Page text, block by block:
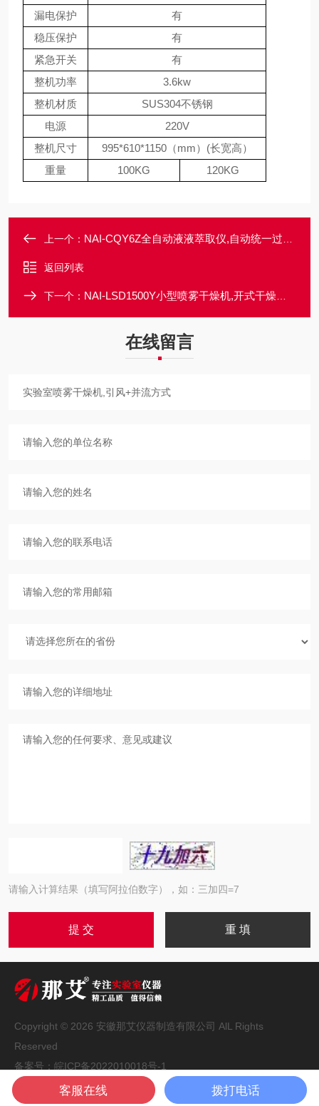
漏电保护
有
稳压保护
有
紧急开关
有
整机功率
3.6kw
整机材质
SUS304不锈钢
电源
220V
整机尺寸
995*610*1150（mm）(长宽高）
重量
100KG 120KG
上一个： NAI-CQY6Z全自动液液萃取仪,自动统一过滤芯排废处理
返回列表
下一个： NAI-LSD1500Y小型喷雾干燥机,开式干燥系统
在线留言
请输入计算结果（填写阿拉伯数字），如：三加四=7
Copyright © 2026 安徽那艾仪器制造有限公司 AlL Rights
Reserved
备案号： 皖ICP备2022010018号-1
技术支持：化工仪器网 管理登录 sitemap.xml
客服在线 拨打电话